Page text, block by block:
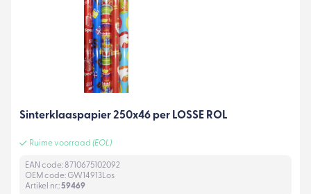
Sinterklaaspapier 250x46 per LOSSE ROL
Ruime voorraad (EOL)
EAN code: 8710675102092
OEM code: GW14913Los
Artikel nr.:59469